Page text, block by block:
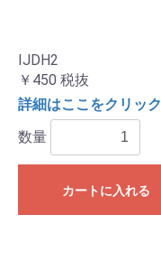
IJDH2
￥450 税抜
詳細はここをクリック
数量
カートに入れる